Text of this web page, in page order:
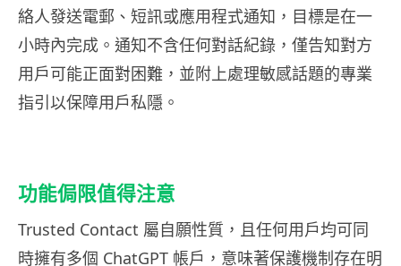
絡人發送電郵、短訊或應用程式通知，目標是在一
小時內完成。通知不含任何對話紀錄，僅告知對方
用戶可能正面對困難，並附上處理敏感話題的專業
指引以保障用戶私隱。
功能侷限值得注意
Trusted Contact 屬自願性質，且任何用戶均可同
時擁有多個 ChatGPT 帳戶，意味著保護機制存在明